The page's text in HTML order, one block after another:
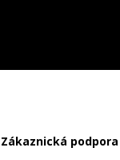
Zákaznická podpora